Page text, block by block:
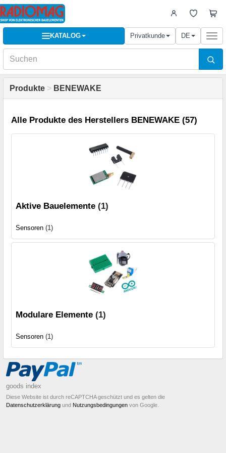
KATALOG Privatkunde DE
Produkte > BENEWAKE
Alle Produkte des Herstellers BENEWAKE (57)
Aktive Bauelemente (1)
Sensoren (1)
Modulare Elemente (1)
Sensoren (1)
goods index
Diese Website ist durch reCAPTCHA geschützt und es gelten die
Datenschutzerklärung und Nutzungsbedingungen von Google.